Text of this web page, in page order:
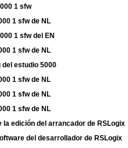
1 sfw
1 sfw de NL
1 sfw del EN
1 sfw de NL
del estudio 5000
1 sfw de NL
1 sfw de NL
1 sfw de NL
la edición del arrancador de RSLogix
del desarrollador de RSLogix